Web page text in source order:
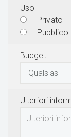
Uso
Privato
Pubblico
Budget
Ulteriori